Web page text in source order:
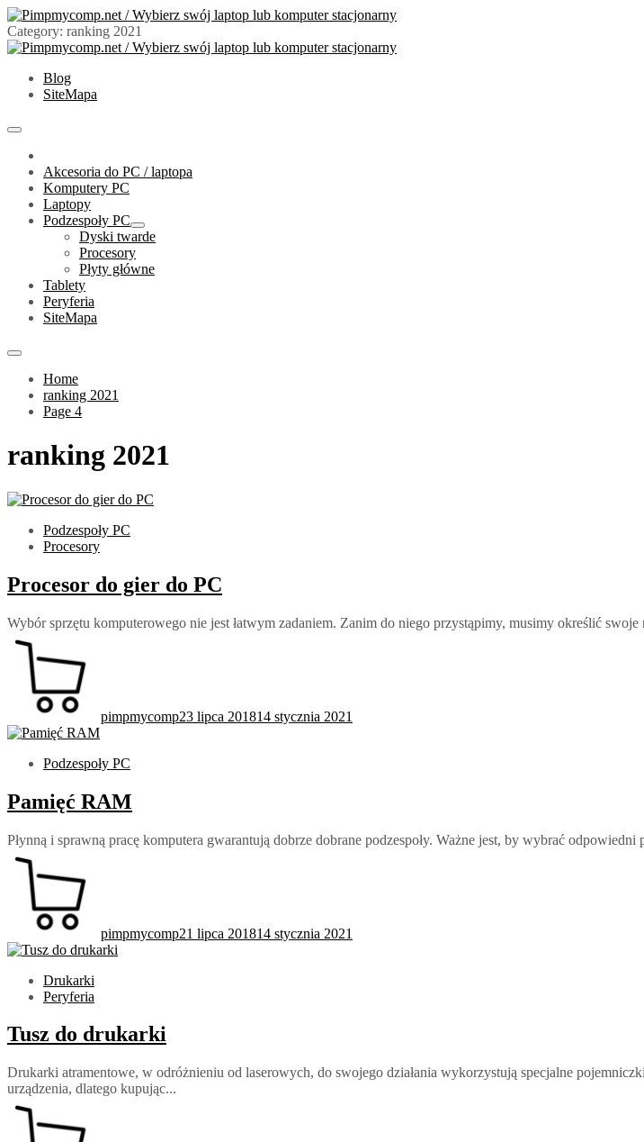
Skip
to
content
Category: ranking 2021
Złóż/Wybierz swój laptop lub komputer stacjonarny
Blog
SiteMapa
Primary
Akcesoria do PC / laptopa
Komputery PC
Laptopy
Podzespoły PC
Show
sub
Dyski twarde
Procesory
Płyty główne
Tablety
Peryferia
SiteMapa
Home
ranking 2021
Page 4
ranking 2021
Podzespoły PC
Procesory
Procesor do gier do PC
Wybór sprzętu komputerowego nie jest łatwym zadaniem. Zanim do niego przystąpimy, musimy określić
pimpmycomp23 lipca 201814 stycznia 2021
Podzespoły PC
Pamięć RAM
Płynną i sprawną pracę komputera gwarantują dobrze dobrane podzespoły. Ważne jest, by wybrać
pimpmycomp21 lipca 201814 stycznia 2021
Drukarki
Peryferia
Tusz do drukarki
Drukarki atramentowe, w odróżnieniu od laserowych, do swojego działania wykorzystują specjalne
urządzenia, dlatego kupując...